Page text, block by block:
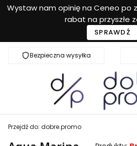
Wystaw nam opinię na Ceneo po
rabat na przyszłe
SPRAWDŹ
Bezpieczna wysyłka
Przejdź do: dobre.promo